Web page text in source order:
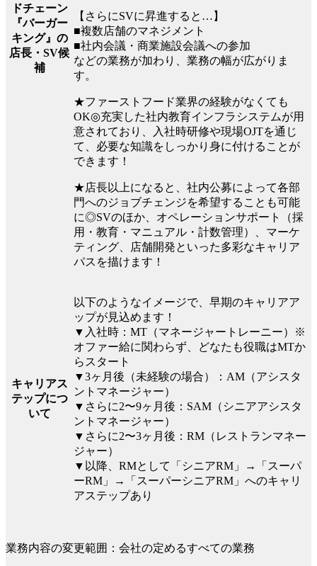
ドチェーン
『バーガー
キング』の
店長・SV候
補
【さらにSVに昇進すると…】
■複数店舗のマネジメント
■社内会議・商業施設会議への参加
などの業務が加わり、業務の幅が広がりま
す。
★ファーストフード業界の経験がなくても
OK◎充実した社内教育インフラシステムが用
意されており、入社時研修や現場OJTを通じ
て、必要な知識をしっかり身に付けることが
できます！
★店長以上になると、社内公募によって各部
門へのジョブチェンジを希望することも可能
に◎SVのほか、オペレーションサポート（採
用・教育・マニュアル・計数管理）、マーケ
ティング、店舗開発といった多彩なキャリア
パスを描けます！
キャリアス
テップにつ
いて
以下のようなイメージで、早期のキャリアア
ップが見込めます！
▼入社時：MT（マネージャートレーニー）※
オファー給に関わらず、どなたも役職はMTか
らスタート
▼3ヶ月後（未経験の場合）：AM（アシスタ
ントマネージャー）
▼さらに2〜9ヶ月後：SAM（シニアアシスタ
ントマネージャー）
▼さらに2〜3ヶ月後：RM（レストランマネー
ジャー）
▼以降、RMとして「シニアRM」→「スーパ
ーRM」→「スーパーシニアRM」へのキャリ
アステップあり
業務内容の変更範囲：会社の定めるすべての業務